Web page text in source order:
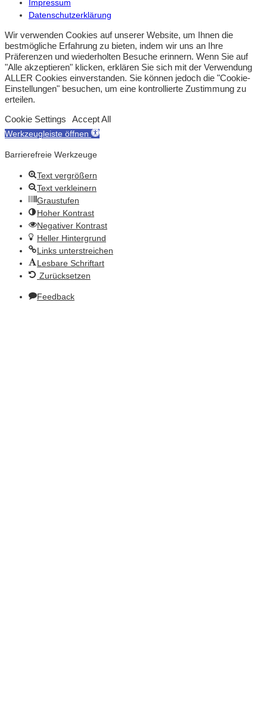
Impressum
Datenschutzerklärung
Wir verwenden Cookies auf unserer Website, um Ihnen die
bestmögliche Erfahrung zu bieten, indem wir uns an Ihre
Präferenzen und wiederholten Besuche erinnern. Wenn Sie auf
"Alle akzeptieren" klicken, erklären Sie sich mit der Verwendung
ALLER Cookies einverstanden. Sie können jedoch die "Cookie-
Einstellungen" besuchen, um eine kontrollierte Zustimmung zu
erteilen.
Cookie Settings
Accept All
Werkzeugleiste öffnen
Barrierefreie Werkzeuge
Text vergrößern
Text verkleinern
Graustufen
Hoher Kontrast
Negativer Kontrast
Heller Hintergrund
Links unterstreichen
Lesbare Schriftart
Zurücksetzen
Feedback